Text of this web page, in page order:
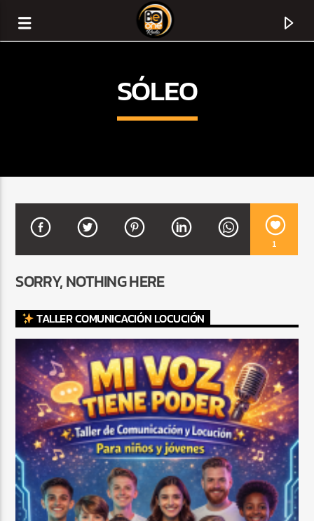
TITLE
CURRENT SHOW
TROPICAL RELAJADO
3:00 AM 6:00 AM
Beone Radio
SÓLEO
1
SORRY, NOTHING HERE
TALLER COMUNICACIÓN LOCUCIÓN